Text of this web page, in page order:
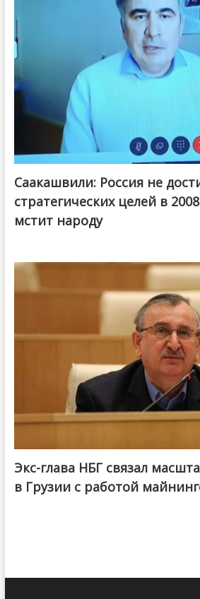
Саакашвили: Россия не
стратегических целей в
мстит народу
Экс-глава НБГ связал
в Грузии с работой